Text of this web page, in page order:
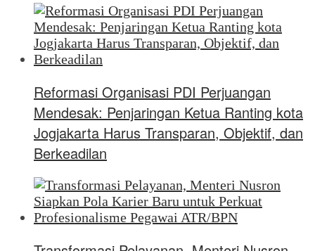
Reformasi Organisasi PDI Perjuangan
Mendesak: Penjaringan Ketua Ranting kota
Jogjakarta Harus Transparan, Objektif, dan
Berkeadilan